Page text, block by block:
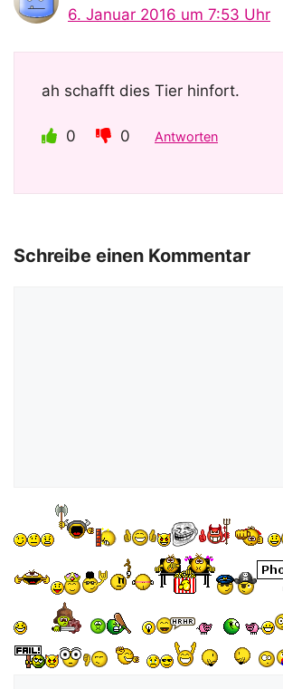
6. Januar 2016 um 7:53 Uhr
ah schafft dies Tier hinfort.
0 0 Antworten
Schreibe einen Kommentar